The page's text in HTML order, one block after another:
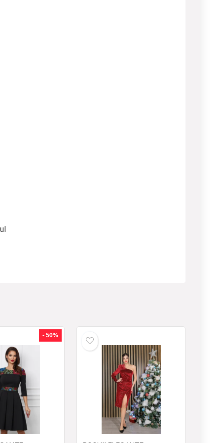
- 50%